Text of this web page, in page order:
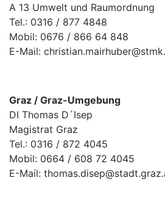
A 13 Umwelt und Raumordnung
Tel.: 0316 / 877 4848
Mobil: 0676 / 866 64 848
E-Mail:
Graz / Graz-Umgebung
DI Thomas D´Isep
Magistrat Graz
Tel.: 0316 / 872 4045
Mobil: 0664 / 608 72 4045
E-Mail: